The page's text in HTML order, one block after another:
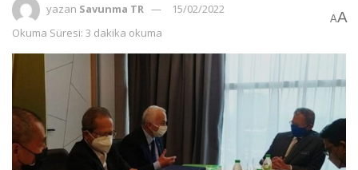
yazan Savunma TR
15/02/2022
Okuma Süresi: 3 dakika okuma
AA